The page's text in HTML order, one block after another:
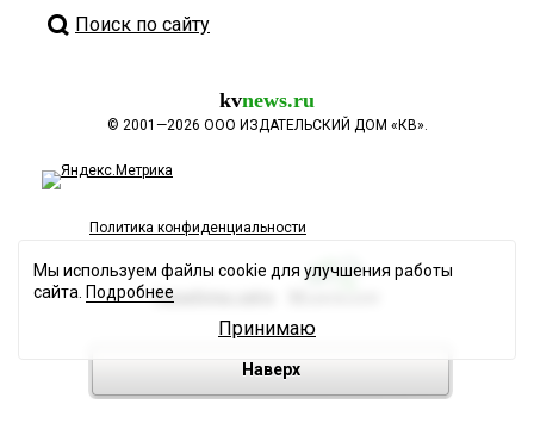
Поиск по сайту
kvnews.ru
© 2001—2026 ООО ИЗДАТЕЛЬСКИЙ ДОМ «КВ».
Политика конфиденциальности
Разработка сайта
Наверх
Мы используем файлы cookie для улучшения работы
сайта. Подробнее
Принимаю